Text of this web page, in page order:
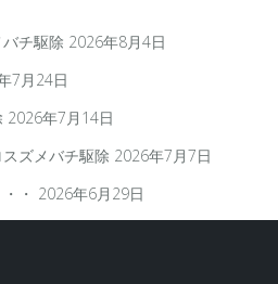
チ駆除 2026年8月4日
7月24日
2026年7月14日
ズメバチ駆除 2026年7月7日
・ 2026年6月29日